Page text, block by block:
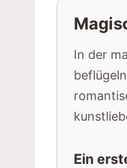
In der
Ein